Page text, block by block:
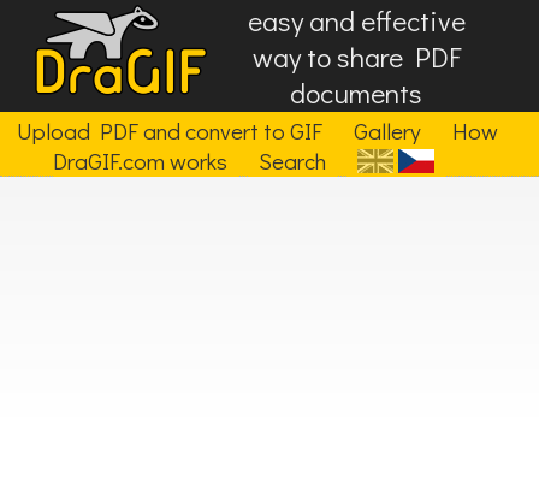
easy and effective
way to share PDF
documents
Upload PDF and convert to GIF Gallery
How
DraGIF.com works
Search